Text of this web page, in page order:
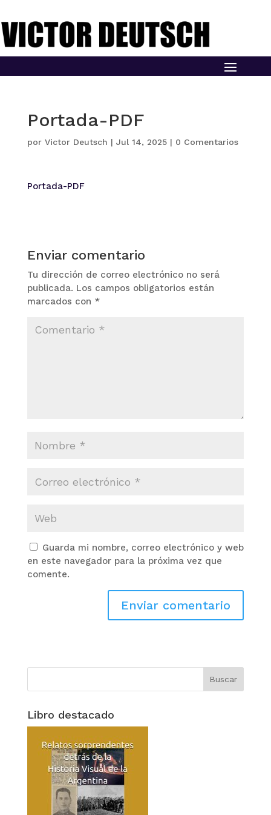
Portada-PDF
por Victor Deutsch | Jul 14, 2025| 0 Comentarios
Portada-PDF
Enviar comentario
Tu dirección de correo electrónico no será
publicada. Los campos obligatorios están
marcados con *
Guarda mi nombre, correo electrónico y web
en este navegador para la próxima vez que
comente.
Libro destacado